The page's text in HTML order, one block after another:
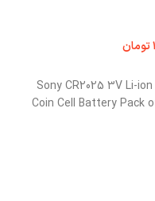
تومان
Sony CR2025 3V Li-
Coin Cell Battery Pack